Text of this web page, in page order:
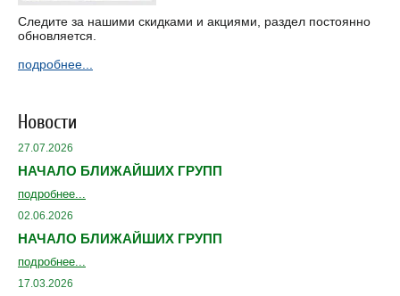
Следите за нашими скидками и акциями, раздел постоянно
обновляется.
подробнее...
Новости
27.07.2026
НАЧАЛО БЛИЖАЙШИХ ГРУПП
подробнее...
02.06.2026
НАЧАЛО БЛИЖАЙШИХ ГРУПП
подробнее...
17.03.2026